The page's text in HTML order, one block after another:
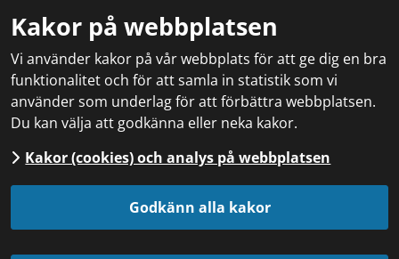
Kakor på webbplatsen
Vi använder kakor på vår webbplats för att ge dig en bra
funktionalitet och för att samla in statistik som vi
använder som underlag för att förbättra webbplatsen.
Du kan välja att godkänna eller neka kakor.
Kakor (cookies) och analys på webbplatsen
Godkänn alla kakor